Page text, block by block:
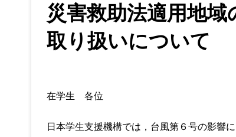
災害救助法適用地
取り扱いについて
在学生 各位
日本学生支援機構では，台風第６号の影響